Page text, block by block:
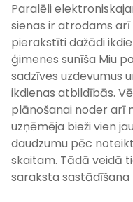
Paralēli
sienas ir atrodams
pierakstīti dažādi
ģimenes sunīša Miu
sadzīves uzdevumus
ikdienas atbildībās.
plānošanai noder arī
uzņēmēja bieži vien
daudzumu pēc
skaitam. Tādā veidā
saraksta sastādīšana